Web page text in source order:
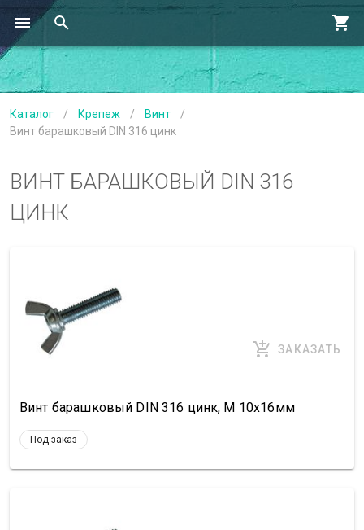
Каталог / Крепеж / Винт
/
Винт барашковый DIN 316 цинк
ВИНТ БАРАШКОВЫЙ DIN 316
ЦИНК
ЗАКАЗАТЬ
Винт барашковый DIN 316 цинк, М 10х16мм
Под заказ